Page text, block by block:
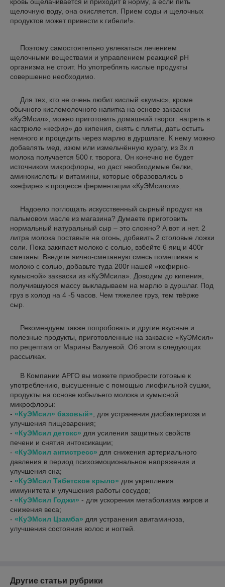
щелочную воду, она окисляется. Прием соды и щелочных
продуктов может привести к гибели!».
Поэтому самостоятельно увлекаться лечением
щелочными веществами и управлением реакцией рН
организма не стоит. Но употреблять кислые продукты
совершенно необходимо.
Для тех, кто не очень любит кислый «кумыс», кроме
обычного кисломолочного напитка на основе закваски
«КуЭМсил», можно приготовить домашний творог: нагреть в
кастрюле «кефир» до кипения, снять с плиты, дать остыть
немного и процедить через марлю в дуршлаге. К нему можно
добавлять мед, изюм или измельчённую курагу, из 3х л
молока получается 500 г. творога. Он конечно не будет
источником микрофлоры, но даст необходимые белки,
аминокислоты и витамины, которые образовались в
«кефире» в процессе ферментации «КуЭМсилом».
Надоело поглощать искусственный сырный продукт на
пальмовом масле из магазина? Думаете приготовить
нормальный натуральный сыр – это сложно? А вот и нет. 2
литра молока поставьте на огонь, добавить 2 столовые ложки
соли. Пока закипает молоко с солью, взбейте 6 яиц и 400г
сметаны. Введите яично-сметанную смесь помешивая в
молоко с солью, добавьте туда 200г нашей «кефирно-
кумысной» закваски из «КуЭМсила». Доводим до кипения,
получившуюся массу выкладываем на марлю в дуршлаг. Под
груз в холод на 4 -5 часов. Чем тяжелее груз, тем твёрже
сыр.
Рекомендуем также попробовать и другие вкусные и
полезные продукты, приготовленные на закваске «КуЭМсил»
по рецептам от Марины Валуевой. Об этом в следующих
рассылках.
В Компании АРГО вы можете приобрести готовые к
употреблению, высушенные с помощью лиофильной сушки,
продукты на основе кобыльего молока и кумысной
микрофлоры:
- «КуЭМсил» базовый» , для устранения дисбактериоза и
улучшения пищеварения;
- «КуЭМсил детокс» для усиления защитных свойств
печени и снятия интоксикации;
- «КуЭМсил антистресс» для снижения артериального
давления в период психоэмоциональное напряжения и
улучшения сна;
- «КуЭМсил Тибетское крыло» для укрепления
иммунитета и улучшения работы сосудов;
- «КуЭМсил Годжи» - для ускорения метаболизма жиров и
снижения веса;
- «КуЭМсил Цзамба» для устранения авитаминоза,
улучшения состояния волос и ногтей.
Другие статьи рубрики